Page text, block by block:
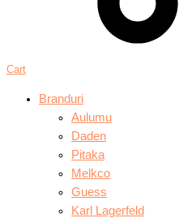
Cart
Branduri
Aulumu
Daden
Pitaka
Melkco
Guess
Karl Lagerfeld